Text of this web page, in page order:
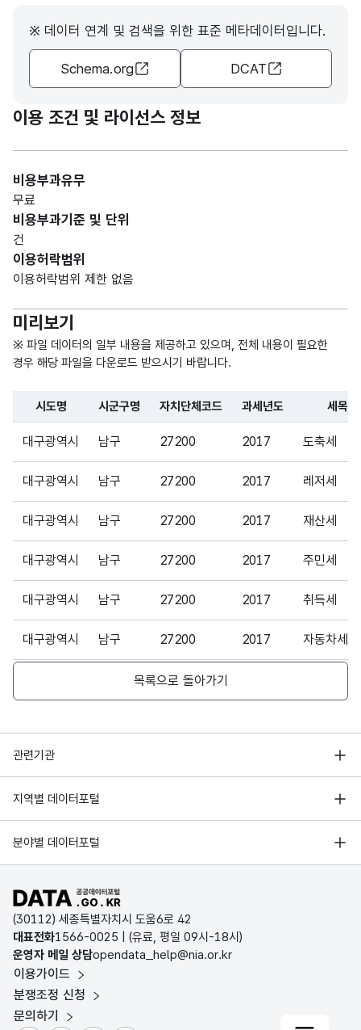
※ 데이터 연계 및 검색을 위한 표준 메타데이터입니다.
Schema.org DCAT
이용 조건 및 라이선스 정보
비용부과유무
무료
비용부과기준 및 단위
건
이용허락범위
이용허락범위 제한 없음
미리보기
※ 파일 데이터의 일부 내용을 제공하고 있으며, 전체 내용이 필요한
경우 해당 파일을 다운로드 받으시기 바랍니다.
파일 데이터의 일부 내용의 표로 센터명, 프로그램명, 강습요일
시도명 시군구명 자치단체코드 과세년도 세목명
대구광역시 남구 27200 2017 도축세
대구광역시 남구 27200 2017 레저세
대구광역시 남구 27200 2017 재산세
대구광역시 남구 27200 2017 주민세
대구광역시 남구 27200 2017 취득세
대구광역시 남구 27200 2017 자동차세
27200
대구광역시 도시계획세
대구광역시 남구 등록면허세
대구광역시 남구 지방교육세
대구광역시 남구 27200
대구광역시 남구 27200
대구광역시 남구
목록으로 돌아가기
관련기관
행정안전부
한국지능정보사회진흥원
국가정보자원관리원
지역별 데이터포털
서울 열린데이터광장
경기데이터드림
D-데이터허브
인천데이터포털
울산광역시 데이터포털
전남광주통합특별시 빅데이터 플랫폼
대전광역시 데이터포털
분야별 데이터포털
기상자료개방포털
국토교통부 공간정보오픈플랫폼
환경부 환경데이터포털
문화데이터광장
농림축산식품 공공데이터포털
보건의료빅데이터개방시스템
식품의약품안전처 데이터포털
공공데이터포털 바로가기
(30112) 세종특별자치시 도움6로 42
대표전화1566-0025 | (유료, 평일 09시-18시)
운영자 메일 상담opendata_help@nia.or.kr
이용가이드
분쟁조정 신청
문의하기